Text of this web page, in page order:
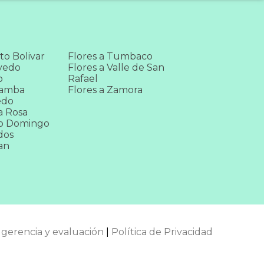
Bolivar
Rosa
Domingo
Flores a Tumbaco
Flores a Valle de San
Rafael
Flores a Zamora
y evaluación Política de Privacidad